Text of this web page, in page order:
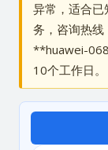
异常，适合已
务，咨询热
**huawei-
10个工作日。